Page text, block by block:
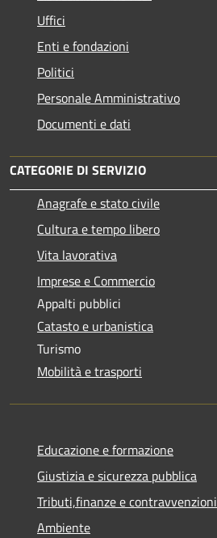
Uffici
Enti e fondazioni
Politici
Personale Amministrativo
Documenti e dati
CATEGORIE DI SERVIZIO
Anagrafe e stato civile
Cultura e tempo libero
Vita lavorativa
Imprese e Commercio
Appalti pubblici
Catasto e urbanistica
Turismo
Mobilità e trasporti
Educazione e formazione
Giustizia e sicurezza pubblica
Tributi,finanze e contravvenzioni
Ambiente